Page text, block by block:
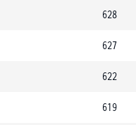
628
627
622
619